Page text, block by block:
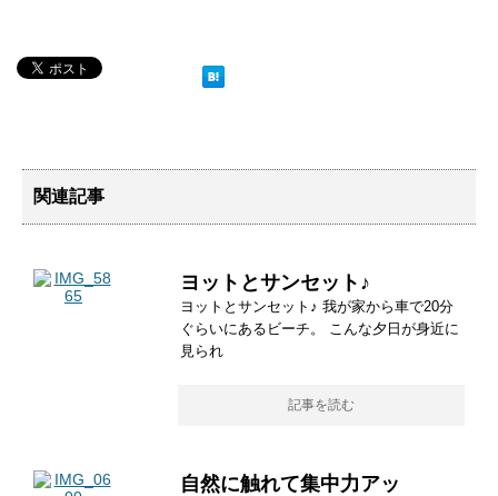
関連記事
ヨットとサンセット♪
ヨットとサンセット♪ 我が家から車で20分
ぐらいにあるビーチ。 こんな夕日が身近に
見られ
記事を読む
自然に触れて集中力アッ